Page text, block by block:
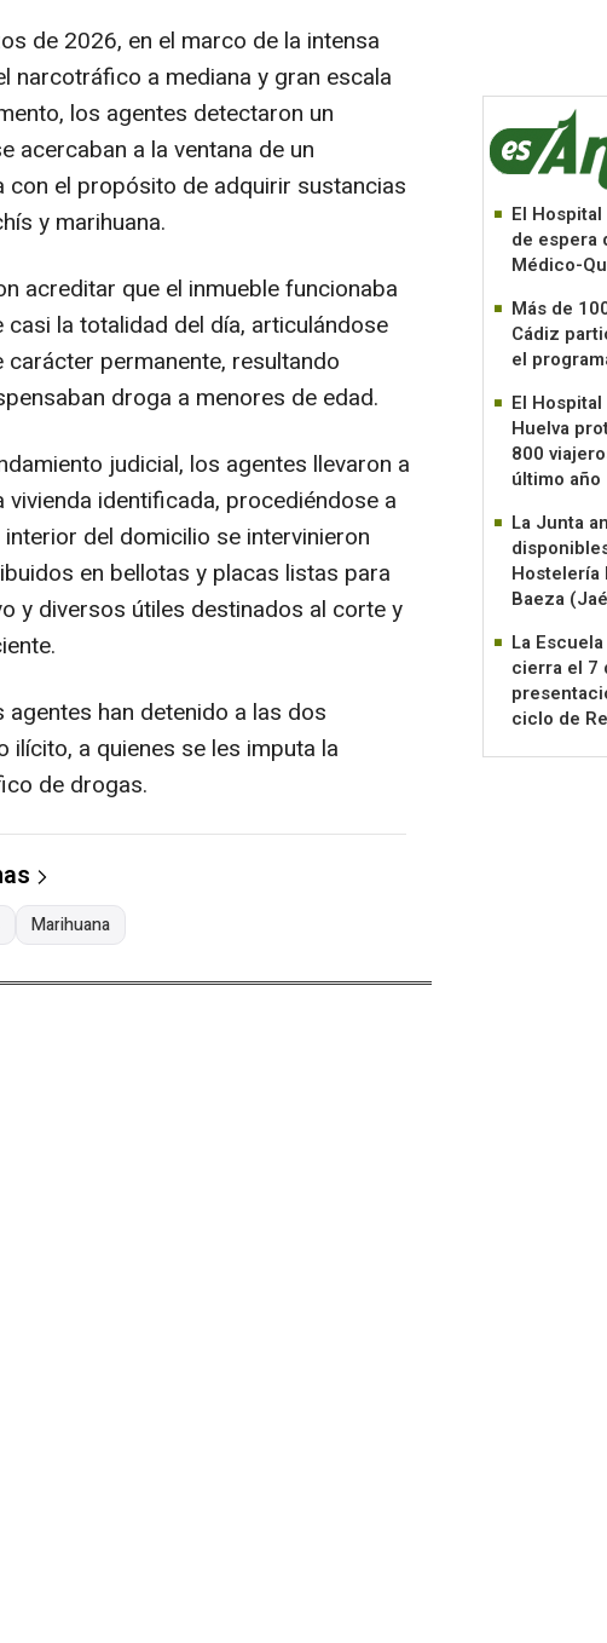
de 2026, en el marco de la intensa
narcotráfico a mediana y gran escala
los agentes detectaron un
acercaban a la ventana de un
el propósito de adquirir sustancias
y marihuana.
acreditar que el inmueble funcionaba
la totalidad del día, articulándose
permanente, resultando
droga a menores de edad.
judicial, los agentes llevaron a
identificada, procediéndose a
del domicilio se intervinieron
en bellotas y placas listas para
y diversos útiles destinados al corte y
han detenido a las dos
a quienes se les imputa la
de drogas.
Marihuana
El
de espera
Médico-
Más de
Cádiz
el
El
Huelva
800
último año
La Junta
Hostelería
Baeza
La
cierra el 7
ciclo de